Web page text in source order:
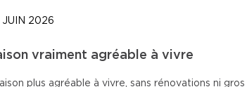
JUIN 2026
vraiment agréable à vivre
plus agréable à vivre, sans rénovations ni gros